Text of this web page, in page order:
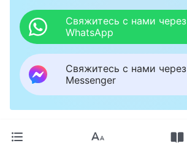
Свяжитесь с нами через
WhatsApp
Свяжитесь с нами через
Messenger